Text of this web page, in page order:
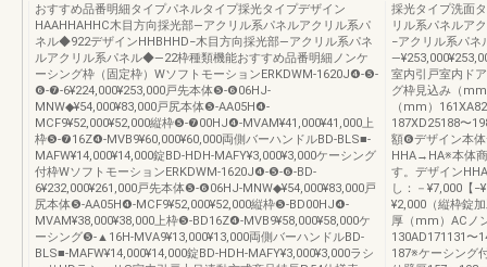
おすすめ品番明細タイプパネルタイプ採光タイプデザイン
HAAHHAHHC木目方向採光部―アクリル系パネルアクリル系パ
ネル◆922デザインHHBHHD−木目方向採光部­―アクリル系パネ
ルアクリル系パネル◆­―22枠種類機能おすすめ品番明細ノンケ
ーシング枠（固定枠）WソフトモーションERKDWM-1620J❹-❺-
❻-❼-6¥224,000¥253,000戸先本体❺-❻06HJ-
MNW◆¥54,000¥83,000戸尻本体❺-AA05H❹-
MCF9¥52,000¥52,000縦枠❺-❼00HJ❹-MVAM¥41,000¥41,000上
枠❺-❼16Z❹-MVB9¥60,000¥60,000両側バーハンドルBD-BLS■-
MAFW¥14,000¥14,000錠BD-HDH-MAFY¥3,000¥3,000ケーシング
付枠WソフトモーションERKDWM-1620J❹-❺-❻-BD-
6¥232,000¥261,000戸先本体❺-❻06HJ-MNW◆¥54,000¥83,000戸
尻本体❺-AA05H❹-MCF9¥52,000¥52,000縦枠❺-BD00HJ❹-
MVAM¥38,000¥38,000上枠❺-BD16Z❹-MVB9¥58,000¥58,000ケ
ーシング❺-▲16H-MVA9¥13,000¥13,000両側バーハンドルBD-
BLS■-MAFW¥14,000¥14,000錠BD-HDH-MAFY¥3,000¥3,000ラシ
採光タイプ洗面
リル系パネルア
−アクリル系パ
室内引戸室内ド
グ枠見込み（
（mm）
187XD25188〜
額❻デザイン本体
HHA→HA※本体
す。デザイン
し：－¥7,000【
¥2,000（縦枠錠
厚（mm）ACノ
130AD171131〜
187※ケーシング